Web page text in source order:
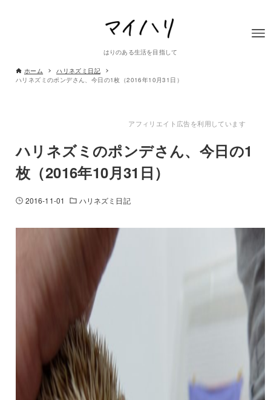
はりのある生活を目指して
ホーム
ハリネズミ日記
ハリネズミのポンデさん、今日の1枚（2016年10月31日）
アフィリエイト広告を利用しています
ハリネズミのポンデさん、今日の1
枚（2016年10月31日）
2016-11-01 ハリネズミ日記